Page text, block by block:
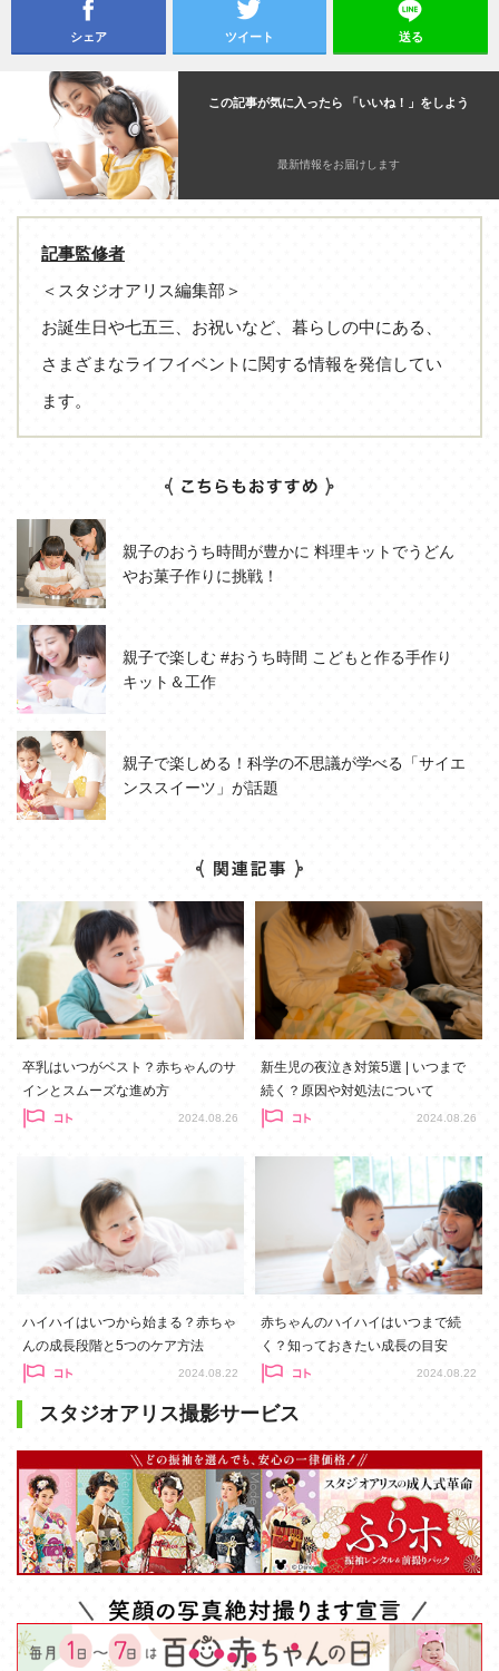
シェア ツイート 送る
この記事が気に入ったら 「いいね！」をしよう
最新情報をお届けします
記事監修者
＜スタジオアリス編集部＞
お誕生日や七五三、お祝いなど、暮らしの中にある、
さまざまなライフイベントに関する情報を発信してい
ます。
親子のおうち時間が豊かに 料理キットでうどん
やお菓子作りに挑戦！
親子で楽しむ #おうち時間 こどもと作る手作り
キット＆工作
親子で楽しめる！科学の不思議が学べる「サイエ
ンススイーツ」が話題
卒乳はいつがベスト？赤ちゃんのサ
インとスムーズな進め方
2024.08.26
新生児の夜泣き対策5選 | いつまで
続く？原因や対処法について
2024.08.26
ハイハイはいつから始まる？赤ちゃ
んの成長段階と5つのケア方法
2024.08.22
赤ちゃんのハイハイはいつまで続
く？知っておきたい成長の目安
2024.08.22
スタジオアリス撮影サービス